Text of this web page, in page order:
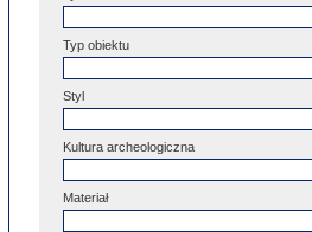
Typ obiektu
Styl
Kultura archeologiczna
Materiał